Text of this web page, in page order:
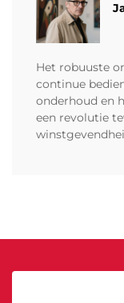
Het robuuste
continue
onderhoud en
een revolutie